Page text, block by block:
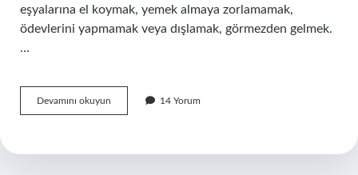
eşyalarına el koymak, yemek almaya zorlamamak,
ödevlerini yapmamak veya dışlamak, görmezden gelmek.
…
Devamını okuyun
Yönelimi
14 Yorum